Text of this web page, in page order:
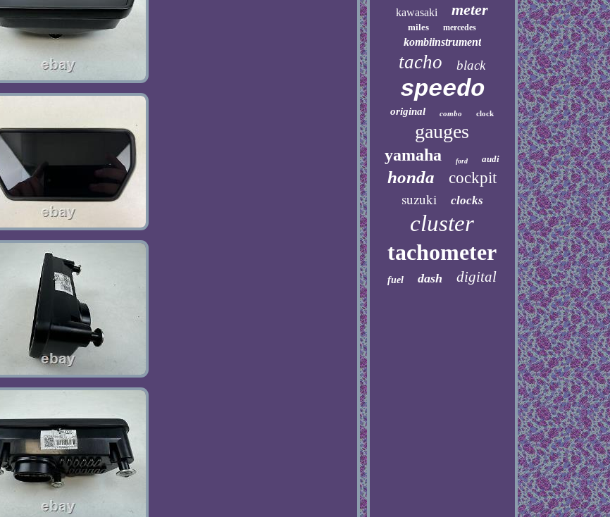
kawasaki meter
miles mercedes
kombiinstrument
tacho black
speedo
original combo clock
gauges
yamaha ford audi
honda
cockpit
suzuki
clocks
cluster
tachometer
fuel dash digital